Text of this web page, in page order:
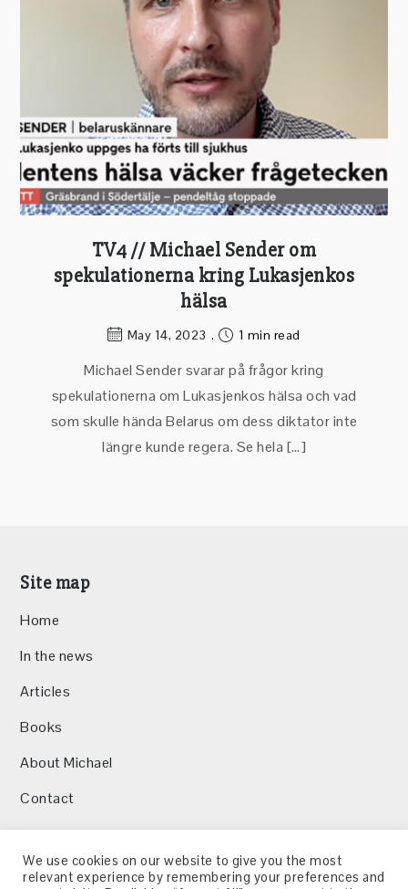
TV4 // Michael Sender om
spekulationerna kring Lukasjenkos
hälsa
May 14, 2023 1 min read
Michael Sender svarar på frågor kring
spekulationerna om Lukasjenkos hälsa och vad
som skulle hända Belarus om dess diktator inte
längre kunde regera. Se hela […]
Site map
Home
In the news
Articles
Books
About Michael
Contact
We use cookies on our website to give you the most
relevant experience by remembering your preferences and